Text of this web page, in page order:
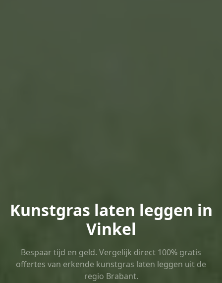
Kunstgras laten leggen in
Vinkel
Bespaar tijd en geld. Vergelijk direct 100% gratis
offertes van erkende kunstgras laten leggen uit de
regio Brabant.